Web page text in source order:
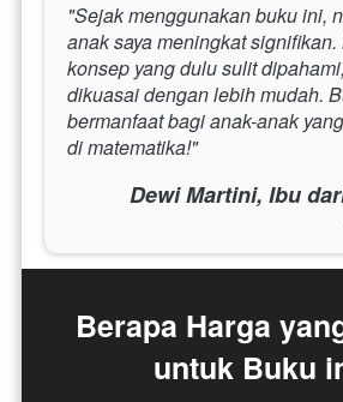
"Sejak menggunakan buku ini,
anak saya meningkat signifikan.
konsep yang dulu sulit
dikuasai dengan lebih mudah.
bermanfaat bagi anak-anak
di matematika!"
Dewi Martini, Ibu
Berapa Harga
untuk Buku